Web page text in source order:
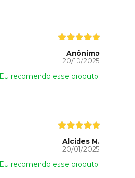
Anônimo
20/10/2025
Eu recomendo esse produto.
Alcides M.
20/01/2025
Eu recomendo esse produto.